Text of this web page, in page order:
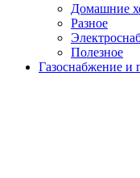
Домашние
Разное
Полезное
Газоснабжение и